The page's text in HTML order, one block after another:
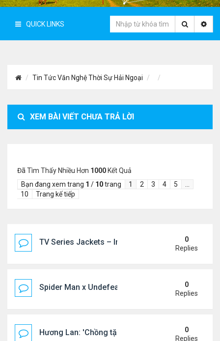
QUICK LINKS
Tin Tức Văn Nghệ Thời Sự Hải Ngoại
XEM BÀI VIẾT CHƯA TRẢ LỜI
Đã Tìm Thấy Nhiều Hơn 1000 Kết Quả
Bạn đang xem trang 1 / 10trang 1 2 3 4 5
10
Trang kế tiếp
TV Series Jackets – Inspired by Iconic Television
0
Replies
Spider Man x Undefeated FW26 Varsity Jacket –
0
Replies
Hương Lan: 'Chồng tặng tôi khu vườn tình yêu'
0
Replies